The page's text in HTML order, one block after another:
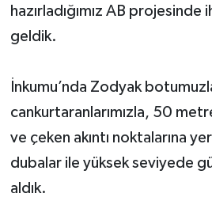
hazırladığımız AB projesinde
geldik.
İnkumu’nda Zodyak
cankurtaranlarımızla, 50
ve çeken akıntı noktalarına
dubalar ile yüksek seviyede
aldık.